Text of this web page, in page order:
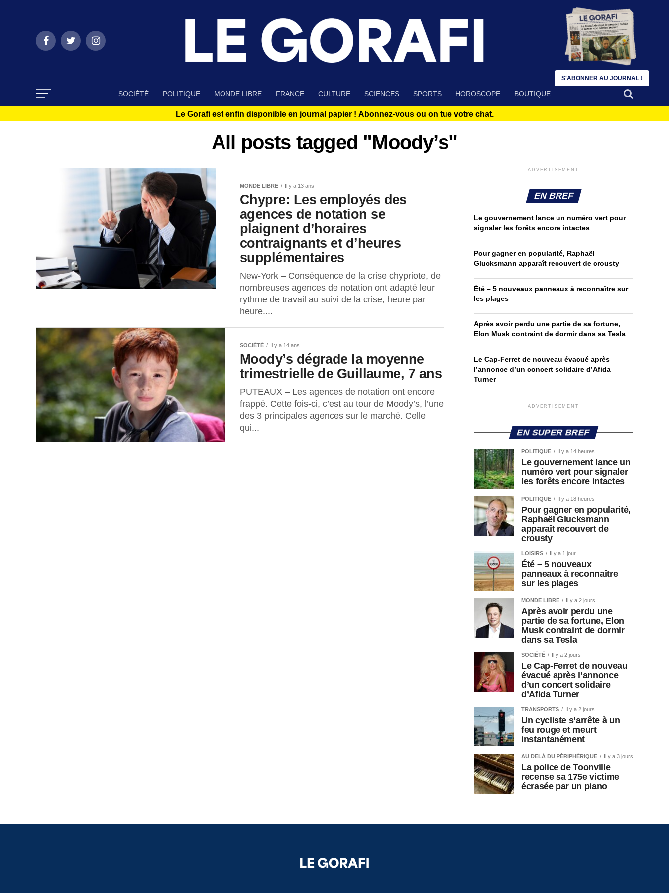
SOCIÉTÉ POLITIQUE MONDE LIBRE FRANCE CULTURE SCIENCES SPORTS HOROSCOPE BOUTIQUE
Le Gorafi est enfin disponible en journal papier ! Abonnez-vous ou on tue votre chat.
All posts tagged "Moody’s"
MONDE LIBRE Il y a 13 ans
Chypre: Les employés des
agences de notation se
plaignent d’horaires
contraignants et d’heures
supplémentaires
New-York – Conséquence de la crise chypriote, de
nombreuses agences de notation ont adapté leur
rythme de travail au suivi de la crise, heure par
heure....
SOCIÉTÉ Il y a 14 ans
Moody’s dégrade la moyenne
trimestrielle de Guillaume, 7 ans
PUTEAUX – Les agences de notation ont encore
frappé. Cette fois-ci, c’est au tour de Moody’s, l’une
des 3 principales agences sur le marché. Celle
qui...
ADVERTISEMENT
EN BREF
Le gouvernement lance un numéro vert pour
signaler les forêts encore intactes
Pour gagner en popularité, Raphaël
Glucksmann apparaît recouvert de crousty
Été – 5 nouveaux panneaux à reconnaître sur
les plages
Après avoir perdu une partie de sa fortune,
Elon Musk contraint de dormir dans sa Tesla
Le Cap-Ferret de nouveau évacué après
l’annonce d’un concert solidaire d’Afida
Turner
ADVERTISEMENT
EN SUPER BREF
POLITIQUE Il y a 14 heures
Le gouvernement lance un
numéro vert pour signaler
les forêts encore intactes
POLITIQUE Il y a 18 heures
Pour gagner en popularité,
Raphaël Glucksmann
apparaît recouvert de
crousty
LOISIRS Il y a 1 jour
Été – 5 nouveaux
panneaux à reconnaître
sur les plages
MONDE LIBRE Il y a 2 jours
Après avoir perdu une
partie de sa fortune, Elon
Musk contraint de dormir
dans sa Tesla
SOCIÉTÉ Il y a 2 jours
Le Cap-Ferret de nouveau
évacué après l’annonce
d’un concert solidaire
d’Afida Turner
TRANSPORTS Il y a 2 jours
Un cycliste s’arrête à un
feu rouge et meurt
instantanément
AU DELÀ DU PÉRIPHÉRIQUE Il y a 3 jours
La police de Toonville
recense sa 175e victime
écrasée par un piano
S'ABONNER AU JOURNAL !